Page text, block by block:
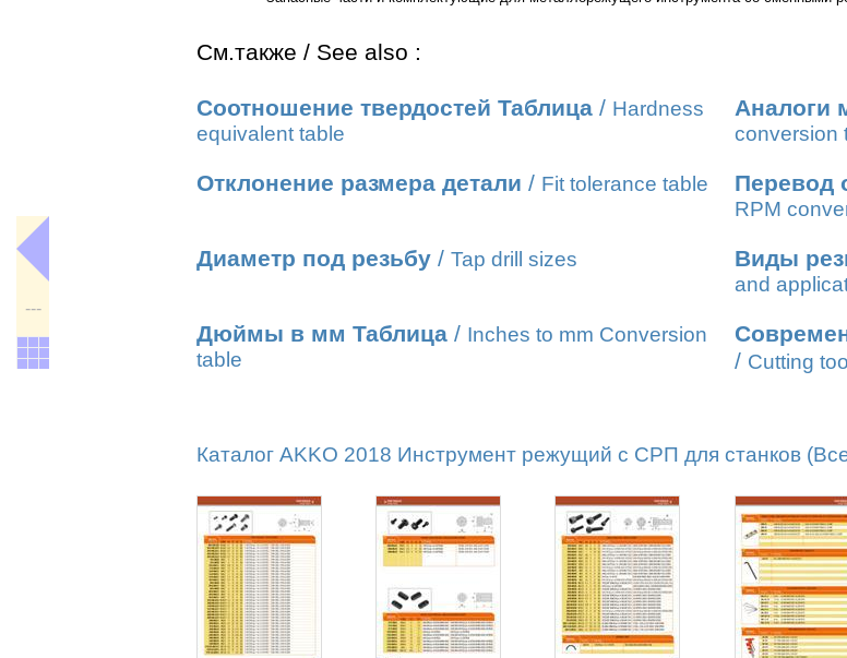
См.также / See also :
Соотношение твердостей Таблица / Hardness
equivalent table
Аналоги
conversion
Отклонение размера детали / Fit tolerance table Перевод
RPM
Диаметр под резьбу / Tap drill sizes Виды
and
Дюймы в мм Таблица / Inches to mm Conversion
table
/ Cutting
Каталог AKKO 2018 Инструмент режущий с СРП для станков
---